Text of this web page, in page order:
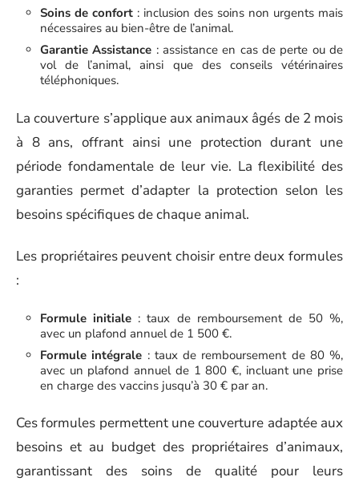
Soins de confort : inclusion des soins non urgents mais
nécessaires au bien-être de l’animal.
Garantie Assistance : assistance en cas de perte ou de
vol de l’animal, ainsi que des conseils vétérinaires
téléphoniques.
La couverture s’applique aux animaux âgés de 2 mois
à 8 ans, offrant ainsi une protection durant une
période fondamentale de leur vie. La flexibilité des
garanties permet d’adapter la protection selon les
besoins spécifiques de chaque animal.
Les propriétaires peuvent choisir entre deux formules
:
Formule initiale : taux de remboursement de 50 %,
avec un plafond annuel de 1 500 €.
Formule intégrale : taux de remboursement de 80 %,
avec un plafond annuel de 1 800 €, incluant une prise
en charge des vaccins jusqu’à 30 € par an.
Ces formules permettent une couverture adaptée aux
besoins et au budget des propriétaires d’animaux,
garantissant des soins de qualité pour leurs